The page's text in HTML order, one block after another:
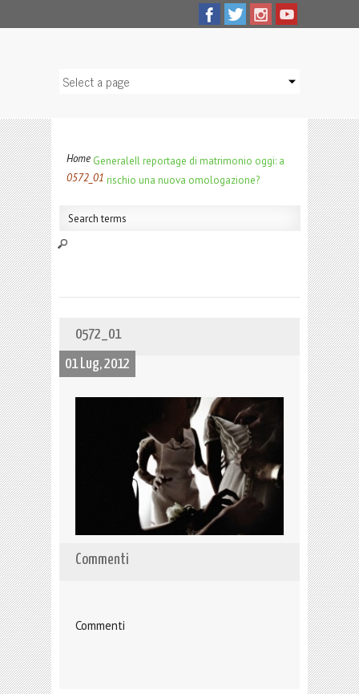
Home GeneraleIl reportage di matrimonio oggi: a
rischio una nuova omologazione?
0572_01
0572_01
01 Lug, 2012
Commenti
Commenti